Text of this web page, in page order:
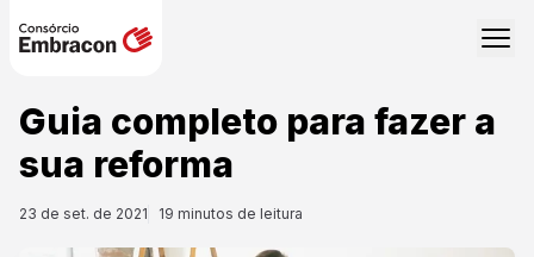
Guia completo para fazer a
sua reforma
23 de set. de 2021 19 minutos de leitura